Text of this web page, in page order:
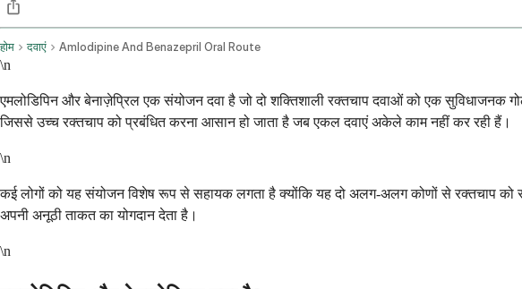
होम दवाएं Amlodipine And Benazepril Oral Route
\n
एमलोडिपिन और बेनाज़ेप्रिल एक संयोजन दवा है जो दो शक्तिशाली रक्तचाप दवाओं को एक
जिससे उच्च रक्तचाप को प्रबंधित करना आसान हो जाता है जब एकल दवाएं अकेले काम नहीं कर रही हैं।
\n
कई लोगों को यह संयोजन विशेष रूप से सहायक लगता है क्योंकि यह दो अलग-अलग कोणों से रक्तचाप
अपनी अनूठी ताकत का योगदान देता है।
\n